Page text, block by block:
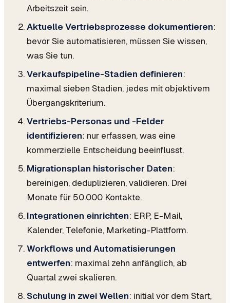
Arbeitszeit sein.
Aktuelle Vertriebsprozesse dokumentieren:
bevor Sie automatisieren, müssen Sie wissen,
was Sie tun.
Verkaufspipeline-Stadien definieren:
maximal sieben Stadien, jedes mit objektivem
Übergangskriterium.
Vertriebs-Personas und -Felder
identifizieren: nur erfassen, was eine
kommerzielle Entscheidung beeinflusst.
Migrationsplan historischer Daten:
bereinigen, deduplizieren, validieren. Drei
Monate für 50.000 Kontakte.
Integrationen einrichten: ERP, E-Mail,
Kalender, Telefonie, Marketing-Plattform.
Workflows und Automatisierungen
entwerfen: maximal zehn anfänglich, ab
Quartal zwei skalieren.
Schulung in zwei Wellen: initial vor dem Start,